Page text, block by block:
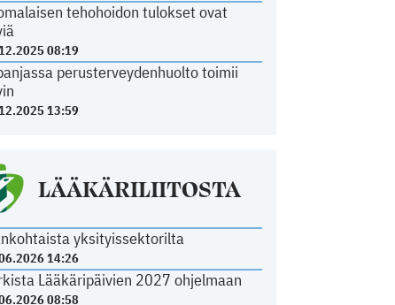
tehohoidon tulokset ovat
08:19
perusterveydenhuolto toimii
13:59
LÄÄKÄRILIITOSTA
yksityissektorilta
14:26
Lääkäripäivien 2027 ohjelmaan
08:58